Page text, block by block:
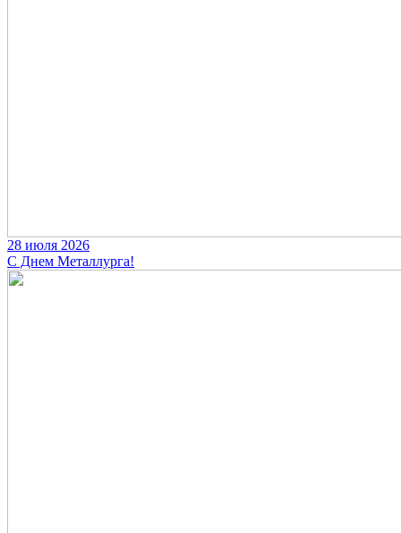
28 июля 2026
С Днем Металлурга!